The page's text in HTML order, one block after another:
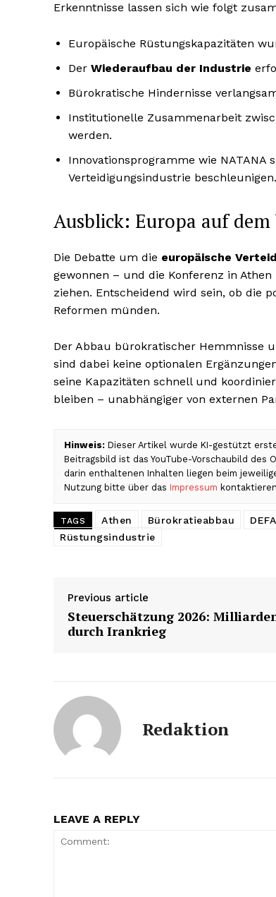
Erkenntnisse lassen sich wie folgt
Europäische Rüstungskapazitäten
Der Wiederaufbau der Industrie
Bürokratische Hindernisse
Institutionelle Zusammenarbeit
werden.
Innovationsprogramme wie NATANA
Verteidigungsindustrie beschleunigen.
Ausblick: Europa auf
Die Debatte um die europäische
gewonnen – und die Konferenz in
ziehen. Entscheidend wird sein, ob die
Reformen münden.
Der Abbau bürokratischer Hemmnisse
sind dabei keine optionalen
seine Kapazitäten schnell und
bleiben – unabhängiger von externen
Hinweis: Dieser Artikel wurde KI-gestützt
Beitragsbild ist das YouTube-Vorschaubild des
darin enthaltenen Inhalten liegen beim
Nutzung bitte über das Impressum
TAGS Athen Bürokratieabbau
Rüstungsindustrie
Previous article
Steuerschätzung 2026:
durch Irankrieg
Redaktion
LEAVE A REPLY